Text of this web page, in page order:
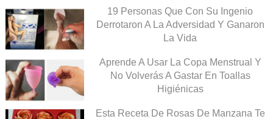
19 Personas Que Con Su Ingenio
Derrotaron A La Adversidad Y Ganaron
La Vida
Aprende A Usar La Copa Menstrual Y
No Volverás A Gastar En Toallas
Higiénicas
Esta Receta De Rosas De Manzana Te